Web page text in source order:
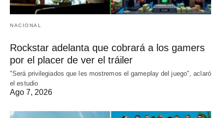
NACIONAL
Rockstar adelanta que cobrará a los gamers
por el placer de ver el tráiler
"Será privilegiados que les mostremos el gameplay del juego", aclaró
el estudio
Ago 7, 2026